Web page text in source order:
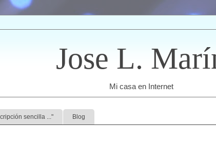
Jose L.
Mi casa en Internet
sencilla ..." Blog